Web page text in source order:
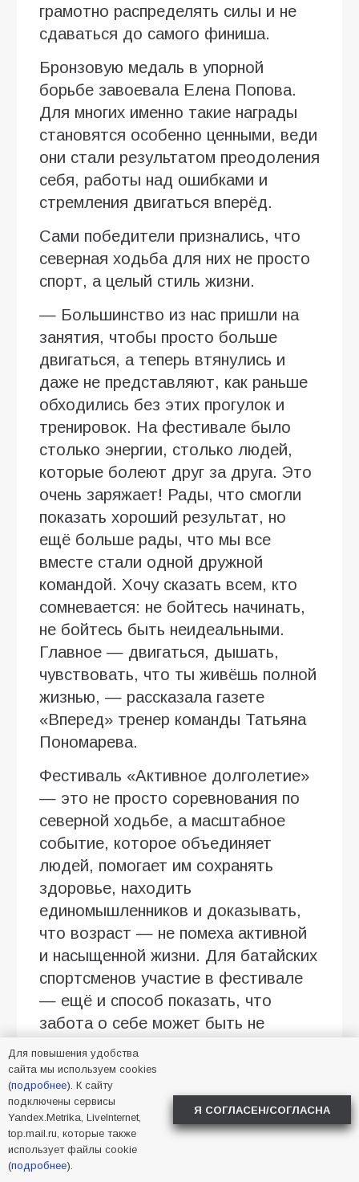
грамотно распределять силы и не
сдаваться до самого финиша.
Бронзовую медаль в упорной
борьбе завоевала Елена Попова.
Для многих именно такие награды
становятся особенно ценными, веди
они стали результатом преодоления
себя, работы над ошибками и
стремления двигаться вперёд.
Сами победители признались, что
северная ходьба для них не просто
спорт, а целый стиль жизни.
— Большинство из нас пришли на
занятия, чтобы просто больше
двигаться, а теперь втянулись и
даже не представляют, как раньше
обходились без этих прогулок и
тренировок. На фестивале было
столько энергии, столько людей,
которые болеют друг за друга. Это
очень заряжает! Рады, что смогли
показать хороший результат, но
ещё больше рады, что мы все
вместе стали одной дружной
командой. Хочу сказать всем, кто
сомневается: не бойтесь начинать,
не бойтесь быть неидеальными.
Главное — двигаться, дышать,
чувствовать, что ты живёшь полной
жизнью, — рассказала газете
«Вперед» тренер команды Татьяна
Пономарева.
Фестиваль «Активное долголетие»
— это не просто соревнования по
северной ходьбе, а масштабное
событие, которое объединяет
людей, помогает им сохранять
здоровье, находить
единомышленников и доказывать,
что возраст — не помеха активной
и насыщенной жизни. Для батайских
спортсменов участие в фестивале
— ещё и способ показать, что
забота о себе может быть не
рутиной, а источником радости и
гордости.
Центр социального обслуживания
Батайска на протяжении многих лет
поддерживает своих подопечных в
стремлении вести активный образ
Для повышения удобства
сайта мы используем cookies
(подробнее). К сайту
подключены сервисы
Yandex.Metrika, LiveInternet,
top.mail.ru, которые также
использует файлы cookie
(подробнее).
Я СОГЛАСЕН/СОГЛАСНА